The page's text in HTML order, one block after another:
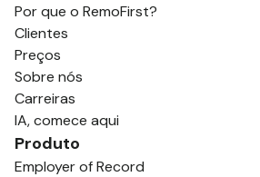
Por que o RemoFirst?
Clientes
Preços
Sobre nós
Carreiras
IA, comece aqui
Produto
Employer of Record